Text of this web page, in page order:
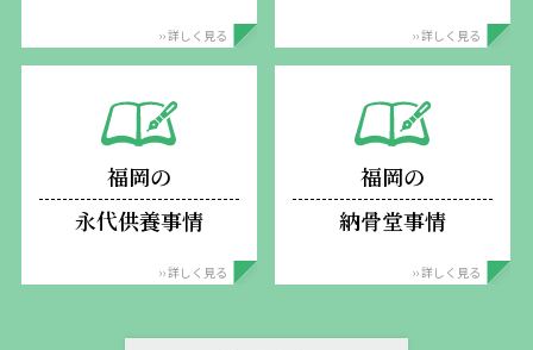
›› 詳しく見る ›› 詳しく見る
福岡の
永代供養事情
›› 詳しく見る
福岡の
納骨堂事情
›› 詳しく見る